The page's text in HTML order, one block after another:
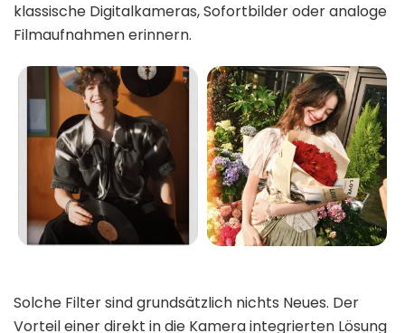
klassische Digitalkameras, Sofortbilder oder analoge
Filmaufnahmen erinnern.
Solche Filter sind grundsätzlich nichts Neues. Der
Vorteil einer direkt in die Kamera integrierten Lösung